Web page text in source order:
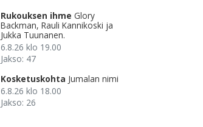
Rukouksen ihme Glory
Backman, Rauli Kannikoski ja
Jukka Tuunanen.
6.8.26 klo 19.00
Jakso: 47
Kosketuskohta Jumalan nimi
6.8.26 klo 18.00
Jakso: 26